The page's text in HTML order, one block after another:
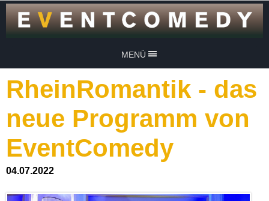
MENÜ
RheinRomantik - das
neue Programm von
EventComedy
04.07.2022